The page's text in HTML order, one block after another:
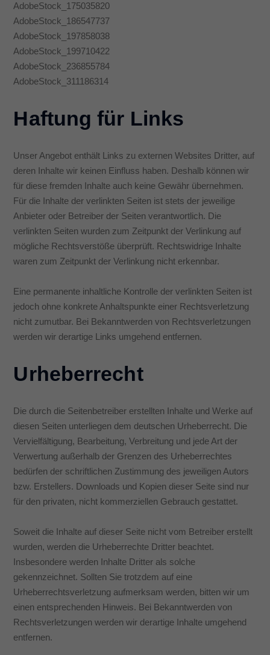
AdobeStock_175035820
AdobeStock_186547737
AdobeStock_197858038
AdobeStock_199710422
AdobeStock_236855784
AdobeStock_311186314
Haftung für Links
Unser Angebot enthält Links zu externen Websites Dritter, auf
deren Inhalte wir keinen Einfluss haben. Deshalb können wir
für diese fremden Inhalte auch keine Gewähr übernehmen.
Für die Inhalte der verlinkten Seiten ist stets der jeweilige
Anbieter oder Betreiber der Seiten verantwortlich. Die
verlinkten Seiten wurden zum Zeitpunkt der Verlinkung auf
mögliche Rechtsverstöße überprüft. Rechtswidrige Inhalte
waren zum Zeitpunkt der Verlinkung nicht erkennbar.
Eine permanente inhaltliche Kontrolle der verlinkten Seiten ist
jedoch ohne konkrete Anhaltspunkte einer Rechtsverletzung
nicht zumutbar. Bei Bekanntwerden von Rechtsverletzungen
werden wir derartige Links umgehend entfernen.
Urheberrecht
Die durch die Seitenbetreiber erstellten Inhalte und Werke auf
diesen Seiten unterliegen dem deutschen Urheberrecht. Die
Vervielfältigung, Bearbeitung, Verbreitung und jede Art der
Verwertung außerhalb der Grenzen des Urheberrechtes
bedürfen der schriftlichen Zustimmung des jeweiligen Autors
bzw. Erstellers. Downloads und Kopien dieser Seite sind nur
für den privaten, nicht kommerziellen Gebrauch gestattet.
Soweit die Inhalte auf dieser Seite nicht vom Betreiber erstellt
wurden, werden die Urheberrechte Dritter beachtet.
Insbesondere werden Inhalte Dritter als solche
gekennzeichnet. Sollten Sie trotzdem auf eine
Urheberrechtsverletzung aufmerksam werden, bitten wir um
einen entsprechenden Hinweis. Bei Bekanntwerden von
Rechtsverletzungen werden wir derartige Inhalte umgehend
entfernen.